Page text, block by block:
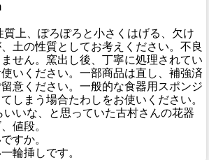
上、ぽろぽろと小さくはげる、欠け
土の性質としてお考えください。不良
せん。窯出し後、丁寧に処理されてい
いください。一部商品は直し、補強済
意ください。一般的な食器用スポンジ
しまう場合たわしをお使いください。
いな、と思っていた古村さんの花器
値段。
すか。
輪挿しです。